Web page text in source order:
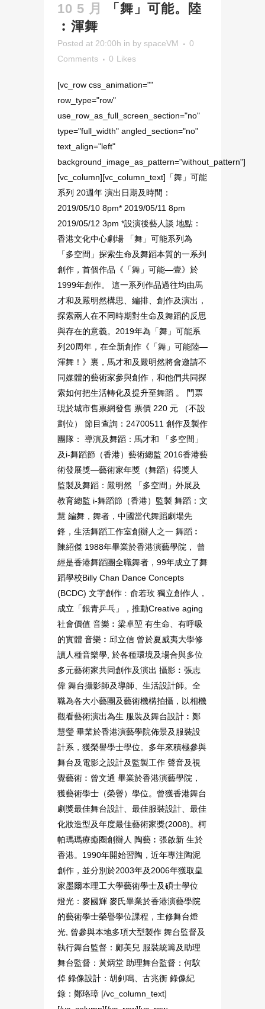
10 5 月
「舞」可能。陸
︰渾舞
Posted at 20:00h in by spaceVM
0
Comments
0 Likes
[vc_row css_animation=""
row_type="row"
use_row_as_full_screen_section="no"
type="full_width" angled_section="no"
text_align="left"
background_image_as_pattern="without_pattern"]
[vc_column][vc_column_text]「舞」可能
系列 20週年 演出日期及時間：
2019/05/10 8pm* 2019/05/11 8pm
2019/05/12 3pm *設演後藝人談 地點：
香港文化中心劇場 「舞」可能系列為
「多空間」探索生命及舞蹈本質的一系列
創作，首個作品《「舞」可能—壹》於
1999年創作。 這一系列作品過往均由馬
才和及嚴明然構思、編排、創作及演出，
探索兩人在不同時期對生命及舞蹈的反思
與存在的意義。2019年為「舞」可能系
列20周年，在全新創作《「舞」可能陸—
渾舞！》裏，馬才和及嚴明然將會邀請不
同媒體的藝術家參與創作，和他們共同探
索如何把生活轉化及提升至舞蹈 。 門票
現於城市售票網發售 票價 220 元 （不設
劃位） 節目查詢：24700511 創作及製作
團隊： 導演及舞蹈：馬才和 「多空間」
及i-舞蹈節（香港）藝術總監 2016香港藝
術發展獎—藝術家年獎（舞蹈）得獎人
監製及舞蹈：嚴明然 「多空間」外展及
教育總監 i-舞蹈節（香港）監製 舞蹈：文
慧 編舞，舞者，中國當代舞蹈劇場先
鋒，生活舞蹈工作室創辦人之一 舞蹈︰
陳紹傑 1988年畢業於香港演藝學院， 曾
經是香港舞蹈團全職舞者，99年成立了舞
蹈學校­Billy Chan Dance Con­cepts
(BCDC) 文字創作﹕俞若玫 獨立創作人，
成立「銀青乒乓」，推動Creative aging
社會價值 音樂︰梁卓堃 有生命、有呼吸
的實體 音樂︰邱立信 曾於夏威夷大學修
讀人種音樂學, 於各種環境及場合與多位
多元藝術家共同創作及演出 攝影︰張志
偉 舞台攝影師及導師、生活設計師。全
職為各大小藝團及藝術機構拍攝，以相機
觀看藝術演出為生 服裝及舞台設計︰鄭
慧瑩 畢業於香港演藝學院佈景及服裝設
計系，獲榮譽學士學位。多年來積極參與
舞台及電影之設計及監製工作 聲音及視
覺藝術︰曾文通 畢業於香港演藝學院，
獲藝術學士（榮譽）學位。曾獲香港舞台
劇獎最佳舞台設計、最佳服裝設計、最佳
化妝造型及年度最佳藝術家獎(2008)。柯
帕瑪瑪療癒圈創辦人 陶藝︰張啟新 生於
香港。1990年開始習陶，近年專注陶泥
創作，並分別於2003年及2006年獲取皇
家墨爾本理工大學藝術學士及碩士學位
燈光：麥國輝 麥氏畢業於香港演藝學院
的藝術學士榮譽學位課程，主修舞台燈
光, 曾參與本地多項大型製作 舞台監督及
執行舞台監督：鄺美兒 服裝統籌及助理
舞台監督：黃炳堂 助理舞台監督：何馼
倬 錄像設計：胡釗鳴、古兆衡 錄像紀
錄：鄭珞璋 [/vc_column_text]